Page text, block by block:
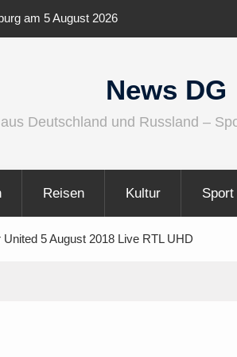
und
News DG
Deutschland und Russland –
Reisen Kultur Sport
5 August 2018 Live RTL UHD